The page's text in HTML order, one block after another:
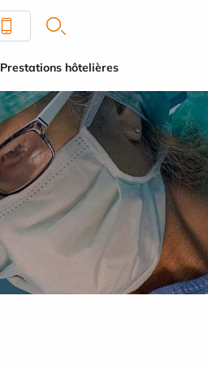
Prestations hôtelières